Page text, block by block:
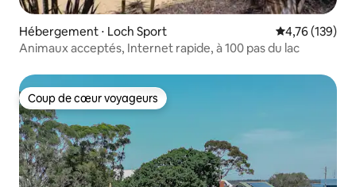
Hébergement ⋅ Loch Sport Évaluation
4,76 (139)
Animaux acceptés, Internet rapide, à 100 pas du lac
Coup de cœur voyageurs
Coup de cœur voyageurs